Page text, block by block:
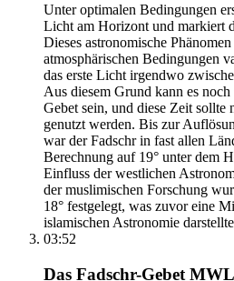
Unter optimalen Bedingungen
Licht am Horizont und markiert
Dieses astronomische
atmosphärischen Bedingungen
das erste Licht irgendwo
Aus diesem Grund kann es
Gebet sein, und diese Zeit sollte
genutzt werden. Bis zur
war der Fadschr in fast allen
Berechnung auf 19° unter dem
Einfluss der westlichen
der muslimischen Forschung
18° festgelegt, was zuvor eine
islamischen Astronomie
03:52
Das Fadschr-Gebet MWL